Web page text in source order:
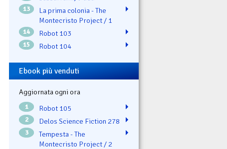
13
La prima colonia - The
Montecristo Project / 1
14 Robot 103
15 Robot 104
Ebook più venduti
Aggiornata ogni ora
1 Robot 105
2 Delos Science Fiction 278
3
Tempesta - The
Montecristo Project / 2